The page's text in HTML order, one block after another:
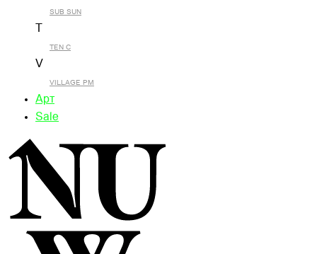
SUB SUN
TEN C
V
VILLAGE PM
Арт
Sale